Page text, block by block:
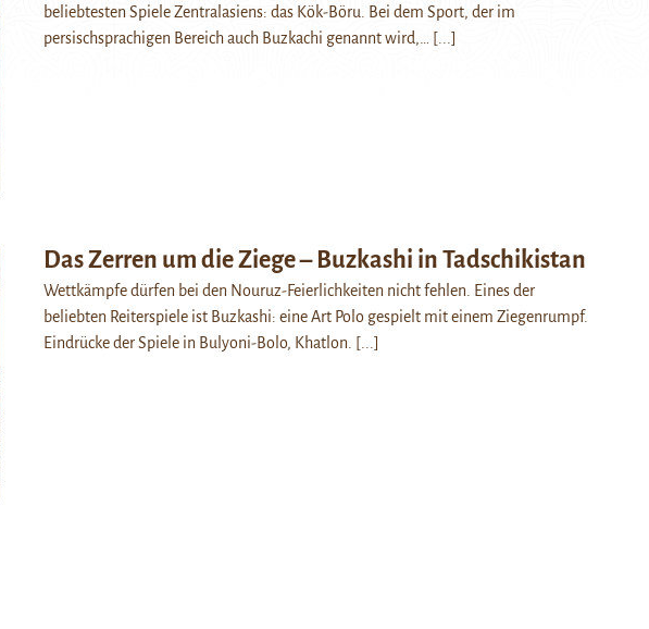
beliebtesten Spiele Zentralasiens: das Kök-Böru. Bei dem Sport, der im
persischsprachigen Bereich auch Buzkachi genannt wird,…
[...]
Das Zerren um die Ziege – Buzkashi in Tadschikistan
Wettkämpfe dürfen bei den Nouruz-Feierlichkeiten nicht fehlen. Eines der
beliebten Reiterspiele ist Buzkashi: eine Art Polo gespielt mit einem Ziegenrumpf.
Eindrücke der Spiele in Bulyoni-Bolo, Khatlon.
[...]